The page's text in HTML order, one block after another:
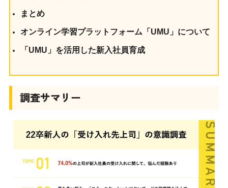
まとめ
オンライン学習プラットフォーム「UMU」について
「UMU」を活用した新入社員育成
調査サマリー